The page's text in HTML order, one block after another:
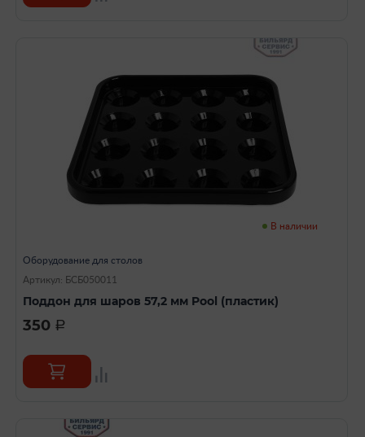
В наличии
Оборудование для столов
Артикул: БСБ050011
Поддон для шаров 57,2 мм Pool (пластик)
350 a